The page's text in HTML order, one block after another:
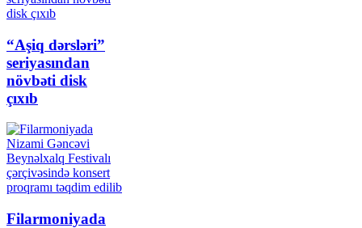
“Aşiq dərsləri”
seriyasından
növbəti disk
çıxıb
Filarmoniyada